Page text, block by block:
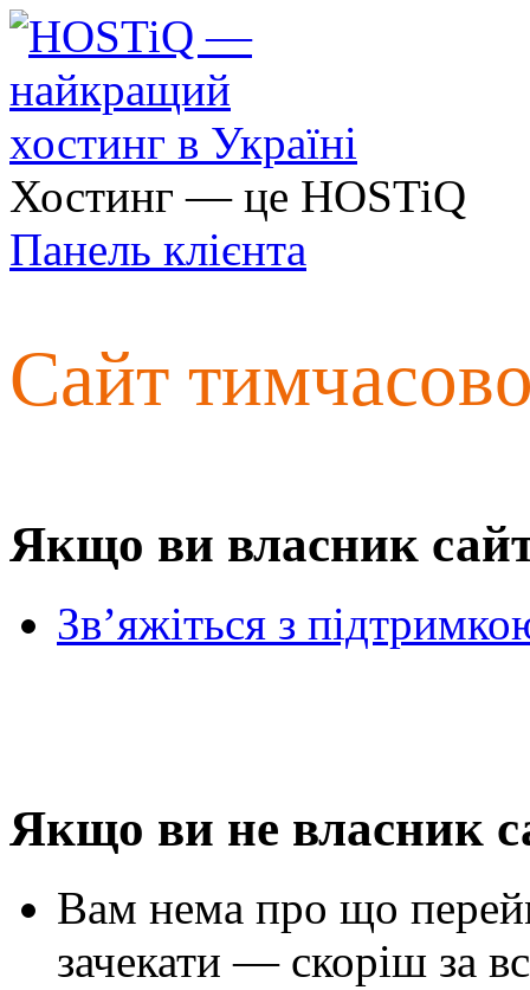
Хостинг — це HOSTiQ
Панель клієнта
Сайт
Якщо ви власник
Зв’яжіться з
Якщо ви не власник
Вам нема про що
зачекати — скоріш за